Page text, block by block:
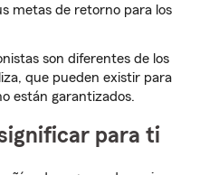
metas de retorno para los
son diferentes de los
que pueden existir para
están garantizados.
para ti